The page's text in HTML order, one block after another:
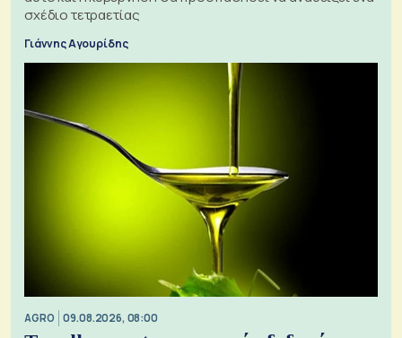
σχέδιο τετραετίας
Γιάννης Αγουρίδης
AGRO 09.08.2026, 08:00